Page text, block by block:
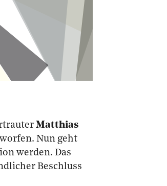
Matthias
Nun geht
werden. Das
Beschluss